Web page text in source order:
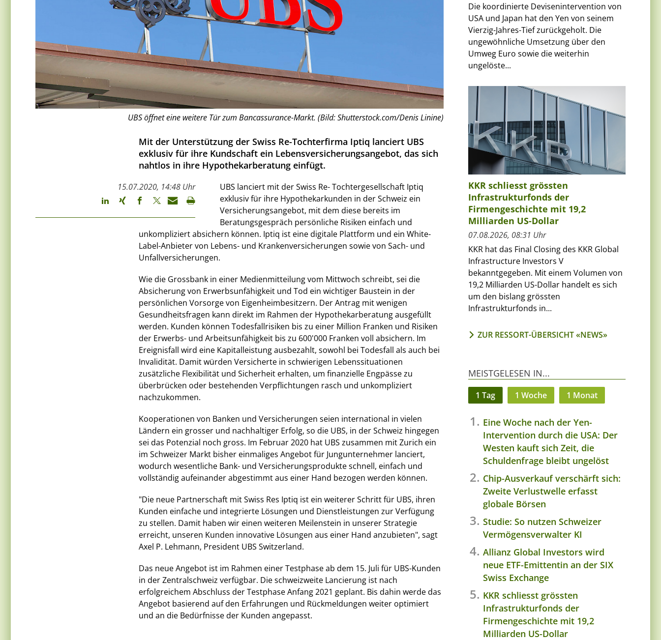
UBS öffnet eine weitere Tür zum Bancassurance-Markt. (Bild: Shutterstock.com/Denis Linine)
Mit der Unterstützung der Swiss Re-Tochterfirma Iptiq lanciert UBS
exklusiv für ihre Kundschaft ein Lebensversicherungsangebot, das sich
nahtlos in ihre Hypothekarberatung einfügt.
15.07.2020, 14:48 Uhr
UBS lanciert mit der Swiss Re- Tochtergesellschaft Iptiq
exklusiv für ihre Hypothekarkunden in der Schweiz ein
Versicherungsangebot, mit dem diese bereits im
Beratungsgespräch persönliche Risiken einfach und
unkompliziert absichern können. Iptiq ist eine digitale Plattform und ein White-
Label-Anbieter von Lebens- und Krankenversicherungen sowie von Sach- und
Unfallversicherungen.
Wie die Grossbank in einer Medienmitteilung vom Mittwoch schreibt, sei die
Absicherung von Erwerbsunfähigkeit und Tod ein wichtiger Baustein in der
persönlichen Vorsorge von Eigenheimbesitzern. Der Antrag mit wenigen
Gesundheitsfragen kann direkt im Rahmen der Hypothekarberatung ausgefüllt
werden. Kunden können Todesfallrisiken bis zu einer Million Franken und Risiken
der Erwerbs- und Arbeitsunfähigkeit bis zu 600'000 Franken voll absichern. Im
Ereignisfall wird eine Kapitalleistung ausbezahlt, sowohl bei Todesfall als auch bei
Invalidität. Damit würden Versicherte in schwierigen Lebenssituationen
zusätzliche Flexibilität und Sicherheit erhalten, um finanzielle Engpässe zu
überbrücken oder bestehenden Verpflichtungen rasch und unkompliziert
nachzukommen.
Kooperationen von Banken und Versicherungen seien international in vielen
Ländern ein grosser und nachhaltiger Erfolg, so die UBS, in der Schweiz hingegen
sei das Potenzial noch gross. Im Februar 2020 hat UBS zusammen mit Zurich ein
im Schweizer Markt bisher einmaliges Angebot für Jungunternehmer lanciert,
wodurch wesentliche Bank- und Versicherungsprodukte schnell, einfach und
vollständig aufeinander abgestimmt aus einer Hand bezogen werden können.
"Die neue Partnerschaft mit Swiss Res Iptiq ist ein weiterer Schritt für UBS, ihren
Kunden einfache und integrierte Lösungen und Dienstleistungen zur Verfügung
zu stellen. Damit haben wir einen weiteren Meilenstein in unserer Strategie
erreicht, unseren Kunden innovative Lösungen aus einer Hand anzubieten", sagt
Axel P. Lehmann, President UBS Switzerland.
Das neue Angebot ist im Rahmen einer Testphase ab dem 15. Juli für UBS-Kunden
in der Zentralschweiz verfügbar. Die schweizweite Lancierung ist nach
erfolgreichem Abschluss der Testphase Anfang 2021 geplant. Bis dahin werde das
Angebot basierend auf den Erfahrungen und Rückmeldungen weiter optimiert
und an die Bedürfnisse der Kunden angepasst.
Die koordinierte Devisenintervention von
USA und Japan hat den Yen von seinem
Vierzig-Jahres-Tief zurückgeholt. Die
ungewöhnliche Umsetzung über den
Umweg Euro sowie die weiterhin
ungelöste...
KKR schliesst grössten
Infrastrukturfonds der
Firmengeschichte mit 19,2
Milliarden US-Dollar
07.08.2026, 08:31 Uhr
KKR hat das Final Closing des KKR Global
Infrastructure Investors V
bekanntgegeben. Mit einem Volumen von
19,2 Milliarden US-Dollar handelt es sich
um den bislang grössten
Infrastrukturfonds in...
ZUR RESSORT-ÜBERSICHT «NEWS»
MEISTGELESEN IN...
1 Tag 1 Woche 1 Monat
Eine Woche nach der Yen-
Intervention durch die USA: Der
Westen kauft sich Zeit, die
Schuldenfrage bleibt ungelöst
Chip-Ausverkauf verschärft sich:
Zweite Verlustwelle erfasst
globale Börsen
Studie: So nutzen Schweizer
Vermögensverwalter KI
Allianz Global Investors wird
neue ETF-Emittentin an der SIX
Swiss Exchange
KKR schliesst grössten
Infrastrukturfonds der
Firmengeschichte mit 19,2
Milliarden US-Dollar